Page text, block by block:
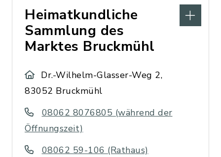
Heimatkundliche
Sammlung des
Marktes Bruckmühl
Dr.-Wilhelm-Glasser-Weg 2,
83052 Bruckmühl
08062 8076805 (während der
Öffnungszeit)
08062 59-106 (Rathaus)